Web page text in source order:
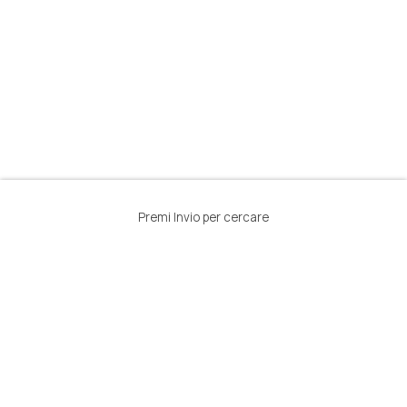
Premi Invio per cercare